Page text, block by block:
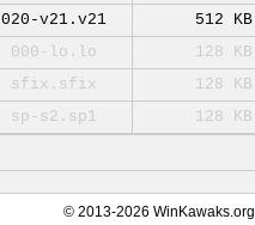
020-v21.v21
512 KB
000-lo.lo
128 KB
sfix.sfix
128 KB
sp-s2.sp1
128 KB
© 2013-2026